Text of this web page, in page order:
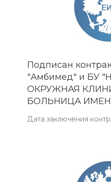
Подписан
"Амбимед" и БУ
ОКРУЖНАЯ
БОЛЬНИЦА
Дата заключения